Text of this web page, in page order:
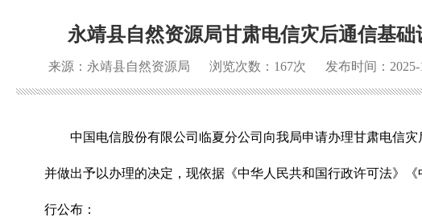
永靖县自然资源局甘肃电信灾后通信基
来源：永靖县自然资源局 浏览次数： 167次 发布时间：2025-
中国电信股份有限公司临夏分公司向我局申请办理甘肃电信
并做出予以办理的决定，现依据《中华人民共和国行政许可法》
行公布：